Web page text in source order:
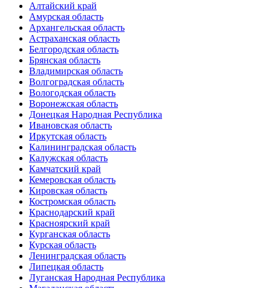
Алтайский край
Амурская область
Архангельская область
Астраханская область
Белгородская область
Брянская область
Владимирская область
Волгоградская область
Вологодская область
Воронежская область
Донецкая Народная Республика
Ивановская область
Иркутская область
Калининградская область
Калужская область
Камчатский край
Кемеровская область
Кировская область
Костромская область
Краснодарский край
Красноярский край
Курганская область
Курская область
Ленинградская область
Липецкая область
Луганская Народная Республика